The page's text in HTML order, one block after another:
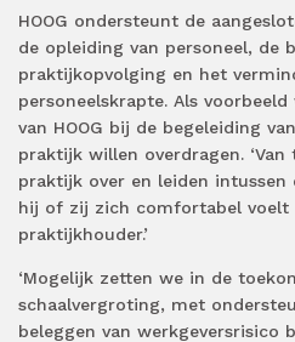
HOOG ondersteunt de
de opleiding van personeel, de
praktijkopvolging en het
personeelskrapte. Als
van HOOG bij de begeleiding
praktijk willen overdragen.
praktijk over en leiden
hij of zij zich comfortabel voelt
praktijkhouder.’
‘Mogelijk zetten we in de
schaalvergroting, met
beleggen van werkgeversrisico